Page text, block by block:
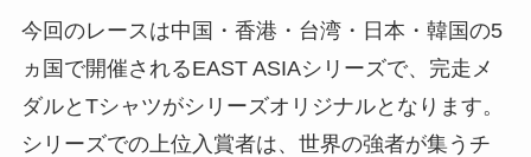
今回のレースは中国・香港・台湾・日本・韓国の5
ヵ国で開催されるEAST ASIAシリーズで、完走メ
ダルとTシャツがシリーズオリジナルとなります。
シリーズでの上位入賞者は、世界の強者が集うチ